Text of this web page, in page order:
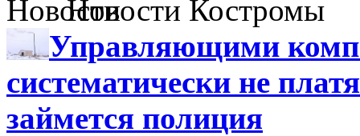
Новости Костромы
Управляющими
систематически не
займется полиция